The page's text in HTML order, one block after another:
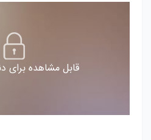
قابل مشاهده برای